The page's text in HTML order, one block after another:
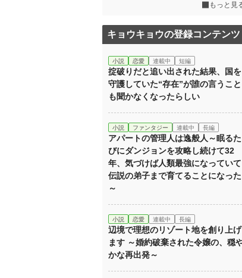
もっと見
キョウキョウの登録コンテンツ
小説 恋愛 連載中 短編
掟破りだと追い出された結果、国を
守護していた“存在”が誰の言うこと
も聞かなくなったらしい
小説 ファンタジー 連載中 長編
アパートの管理人は逸般人～眠るた
びにダンジョンを攻略し続けて32
年、気づけば人類最強になっていて
伝説の弟子まで育てることになった
～
小説 恋愛 連載中 長編
辺境で理想のリゾート地を創り上げ
ます ～婚約破棄された令嬢の、穏
かな再出発～